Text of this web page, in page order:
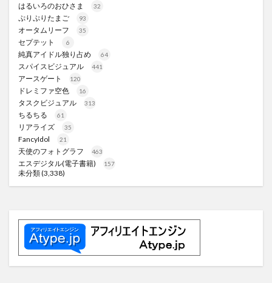
はるいろのおひさま 32
ぷりぷりたまご 93
オータムリーフ 35
セプテット 6
純真アイドル独り占め 64
スパイスビジュアル 441
アースゲート 120
ドレミファ空色 16
タスクビジュアル 313
ちるちる 61
リアライズ 35
FancyIdol 21
天使のフォトグラフ 463
エスデジタル(電子書籍) 157
未分類(3,338)